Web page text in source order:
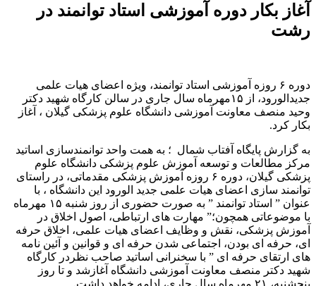
آغاز بکار دوره آموزشی استاد توانمند در
رشت
دوره ۶ روزه آموزشی استاد توانمند، ویژه اعضای هیات علمی
جدیدالورود، از ۱۵مهرماه سال جاری در سالن کارگاه شهید دکتر
وحید منصف معاونت آموزشی دانشگاه علوم پزشکی گیلان ، آغاز
بکار کرد.
به گزارش پایگاه آفتاب شمال ؛ به همت واحد توانمندسازی اساتید
مرکز مطالعات و توسعه آموزش علوم پزشکی دانشگاه علوم
پزشکی گیلان، دوره ۶ روزه آموزش پزشکی مقدماتی، در راستای
توانمند سازی اعضای هیات علمی جدید الورود این دانشگاه ، با
عنوان ” استاد توانمند ” به صورت حضوری از روز شنبه ۱۵ مهرماه
با موضوعاتی همچون؛” مهارت های ارتباطی، اصول اخلاق در
آموزش پزشکی، نقش و وظایف اعضای هیات علمی، اخلاق حرفه
ای، حرفه ای بودن، اجتماعی شدن حرفه ای و قوانین و آئین نامه
های ارتقای حرفه ای ” با سخنرانی اساتید صاحب نظردر کارگاه
شهید دکتر منصف معاونت آموزشی دانشگاه آغازشد و تا روز
پنجشنبه، ۲۱ مهرماه سال جاری، ادامه خواهد داشت.